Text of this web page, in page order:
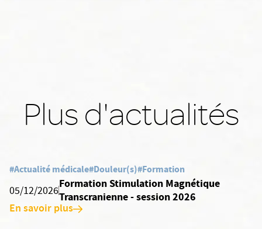
Plus d'actualités
#Actualité médicale#Douleur(s)#Formation
05/12/2026
Formation Stimulation Magnétique
Transcranienne - session 2026
En savoir plus